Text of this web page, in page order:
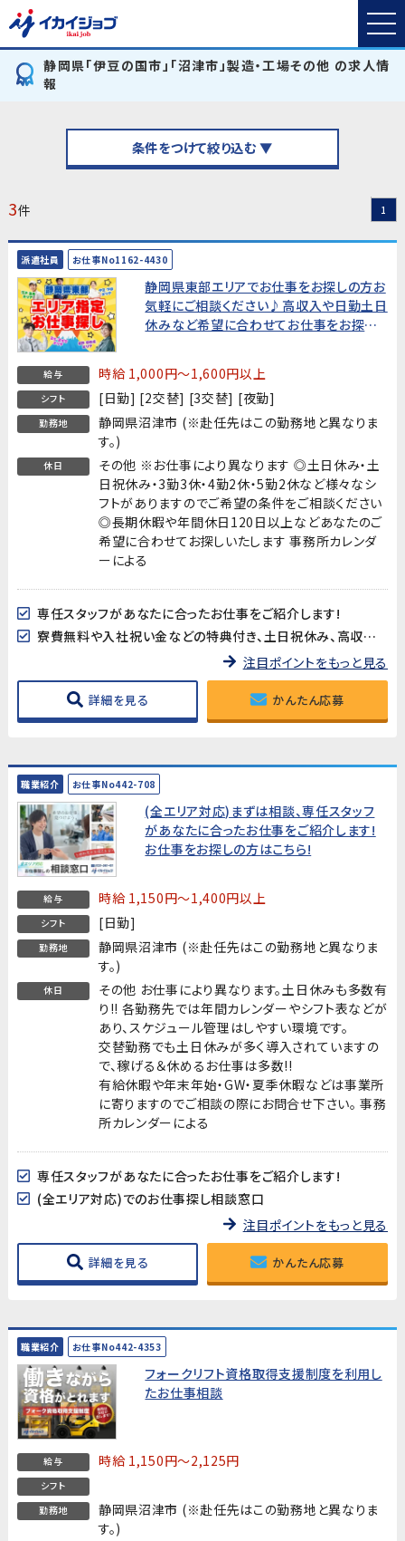
静岡県「伊豆の国市」「沼津市」製造・工場その他 の求人情
報
条件をつけて絞り込む ▼
3件 1
派遣社員 お仕事No1162-4430
静岡県東部エリアでお仕事をお探しの方お
気軽にご相談ください♪高収入や日勤土日
休みなど希望に合わせてお仕事をお探しし
給与 時給 1,000円～1,600円以上
シフト [日勤] [2交替] [3交替] [夜勤]
勤務地
静岡県沼津市 (※赴任先はこの勤務地と異なりま
す。)
休日
その他 ※お仕事により異なります ◎土日休み・土
日祝休み・3勤3休・4勤2休・5勤2休など様々なシ
フトがありますのでご希望の条件をご相談ください
◎長期休暇や年間休日120日以上などあなたのご
希望に合わせてお探しいたします 事務所カレンダ
ーによる
専任スタッフがあなたに合ったお仕事をご紹介します!
寮費無料や入社祝い金などの特典付き、土日祝休み、高収入など様々なお仕事を掲載中です
注目ポイントをもっと見る
詳細を見る かんたん応募
職業紹介 お仕事No442-708
(全エリア対応)まずは相談、専任スタッフ
があなたに合ったお仕事をご紹介します!
お仕事をお探しの方はこちら!
給与 時給 1,150円～1,400円以上
シフト [日勤]
勤務地
静岡県沼津市 (※赴任先はこの勤務地と異なりま
す。)
休日
その他 お仕事により異なります。土日休みも多数有
り!! 各勤務先では年間カレンダーやシフト表などが
あり、スケジュール管理はしやすい環境です。
交替勤務でも土日休みが多く導入されていますの
で、稼げる＆休めるお仕事は多数!!
有給休暇や年末年始・GW・夏季休暇などは事業所
に寄りますのでご相談の際にお問合せ下さい。 事務
所カレンダーによる
専任スタッフがあなたに合ったお仕事をご紹介します!
(全エリア対応)でのお仕事探し相談窓口
注目ポイントをもっと見る
詳細を見る かんたん応募
職業紹介 お仕事No442-4353
フォークリフト資格取得支援制度を利用し
たお仕事相談
給与 時給 1,150円～2,125円
シフト
勤務地
静岡県沼津市 (※赴任先はこの勤務地と異なりま
す。)